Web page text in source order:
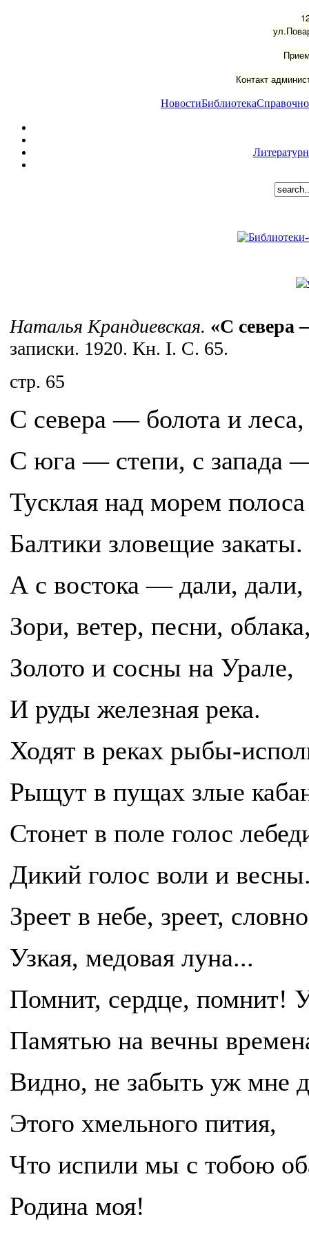
Контакт
НовостиБиблиотека
Наталья Крандиевская. «С севера
записки. 1920. Кн. I. С. 65.
cтр. 65
С севера — болота и леса,
С юга — степи, с запада
Тусклая над морем
Балтики зловещие закаты.
А с востока — дали, дали,
Зори, ветер, песни,
Золото и сосны на Урале,
И руды железная река.
Ходят в реках рыбы-
Рыщут в пущах злые
Стонет в поле голос
Дикий голос воли и
Зреет в небе, зреет,
Узкая, медовая луна...
Помнит, сердце, помнит!
Памятью на вечны
Видно, не забыть уж мне
Этого хмельного пития,
Что испили мы с тобою
Родина моя!